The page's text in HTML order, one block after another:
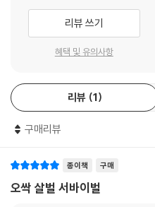
“11시까지 탈락자를 한 명 정해야 해.”
“정하지 못하면 어떻게 되나요?”
하루마의 질문에 마기와가 씩 웃었다.
“탈락자를 정하지 못하는 우유부
아이들의 얼굴이 굳었다.
“다섯 번째 게임, 협조성 테스트 시작
--- p.153
살려면 누군가를 밀어낼 수밖에 없
--- p.170
게임을 하기 위해 모인 저택에서의
는 음식을 고른 아이들은 각자 자신
코아가 괴로워하며 쓰러진다. 메뉴
죽음을 의미한다는 것을 깨닫고 공
는 없다. 이어진 이인삼각으로 나선
공포증으로 위기의 순간이 오지만
로 탈락을 면하게 된다. 게임에서
친구 대신 참가한 하루마는 게임의
리뷰 쓰기
혜택 및 유의사항
리뷰 1
구매리뷰
종이책 구매
오싹 살벌 서바이벌